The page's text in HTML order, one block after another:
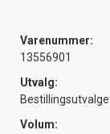
Varenummer:
13556901
Utvalg:
Volum: